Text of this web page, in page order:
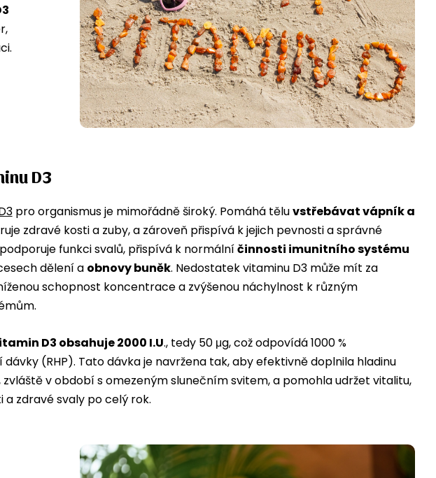
D3
pro organismus je mimořádně široký. Pomáhá těluvstřebávat vápník a
zdravé kosti a zuby, a zároveň přispívá k jejich pevnosti a správné
funkci svalů, přispívá k normálníčinnosti imunitního systému
dělení a obnovy buněk. Nedostatek vitaminu D3 může mít za
schopnost koncentrace a zvýšenou náchylnost k různým
D3 obsahuje 2000 I.U., tedy 50 μg, což odpovídá 1000 %
(RHP). Tato dávka je navržena tak, aby efektivně doplnila hladinu
zvláště v období s omezeným slunečním svitem, a pomohla udržet vitalitu,
a zdravé svaly po celý rok.